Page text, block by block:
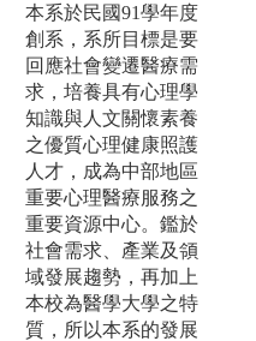
本系於民國91學年度
創系，系所目標是要
回應社會變遷醫療需
求，培養具有心理學
知識與人文關懷素養
之優質心理健康照護
人才，成為中部地區
重要心理醫療服務之
重要資源中心。鑑於
社會需求、產業及領
域發展趨勢，再加上
本校為醫學大學之特
質，所以本系的發展